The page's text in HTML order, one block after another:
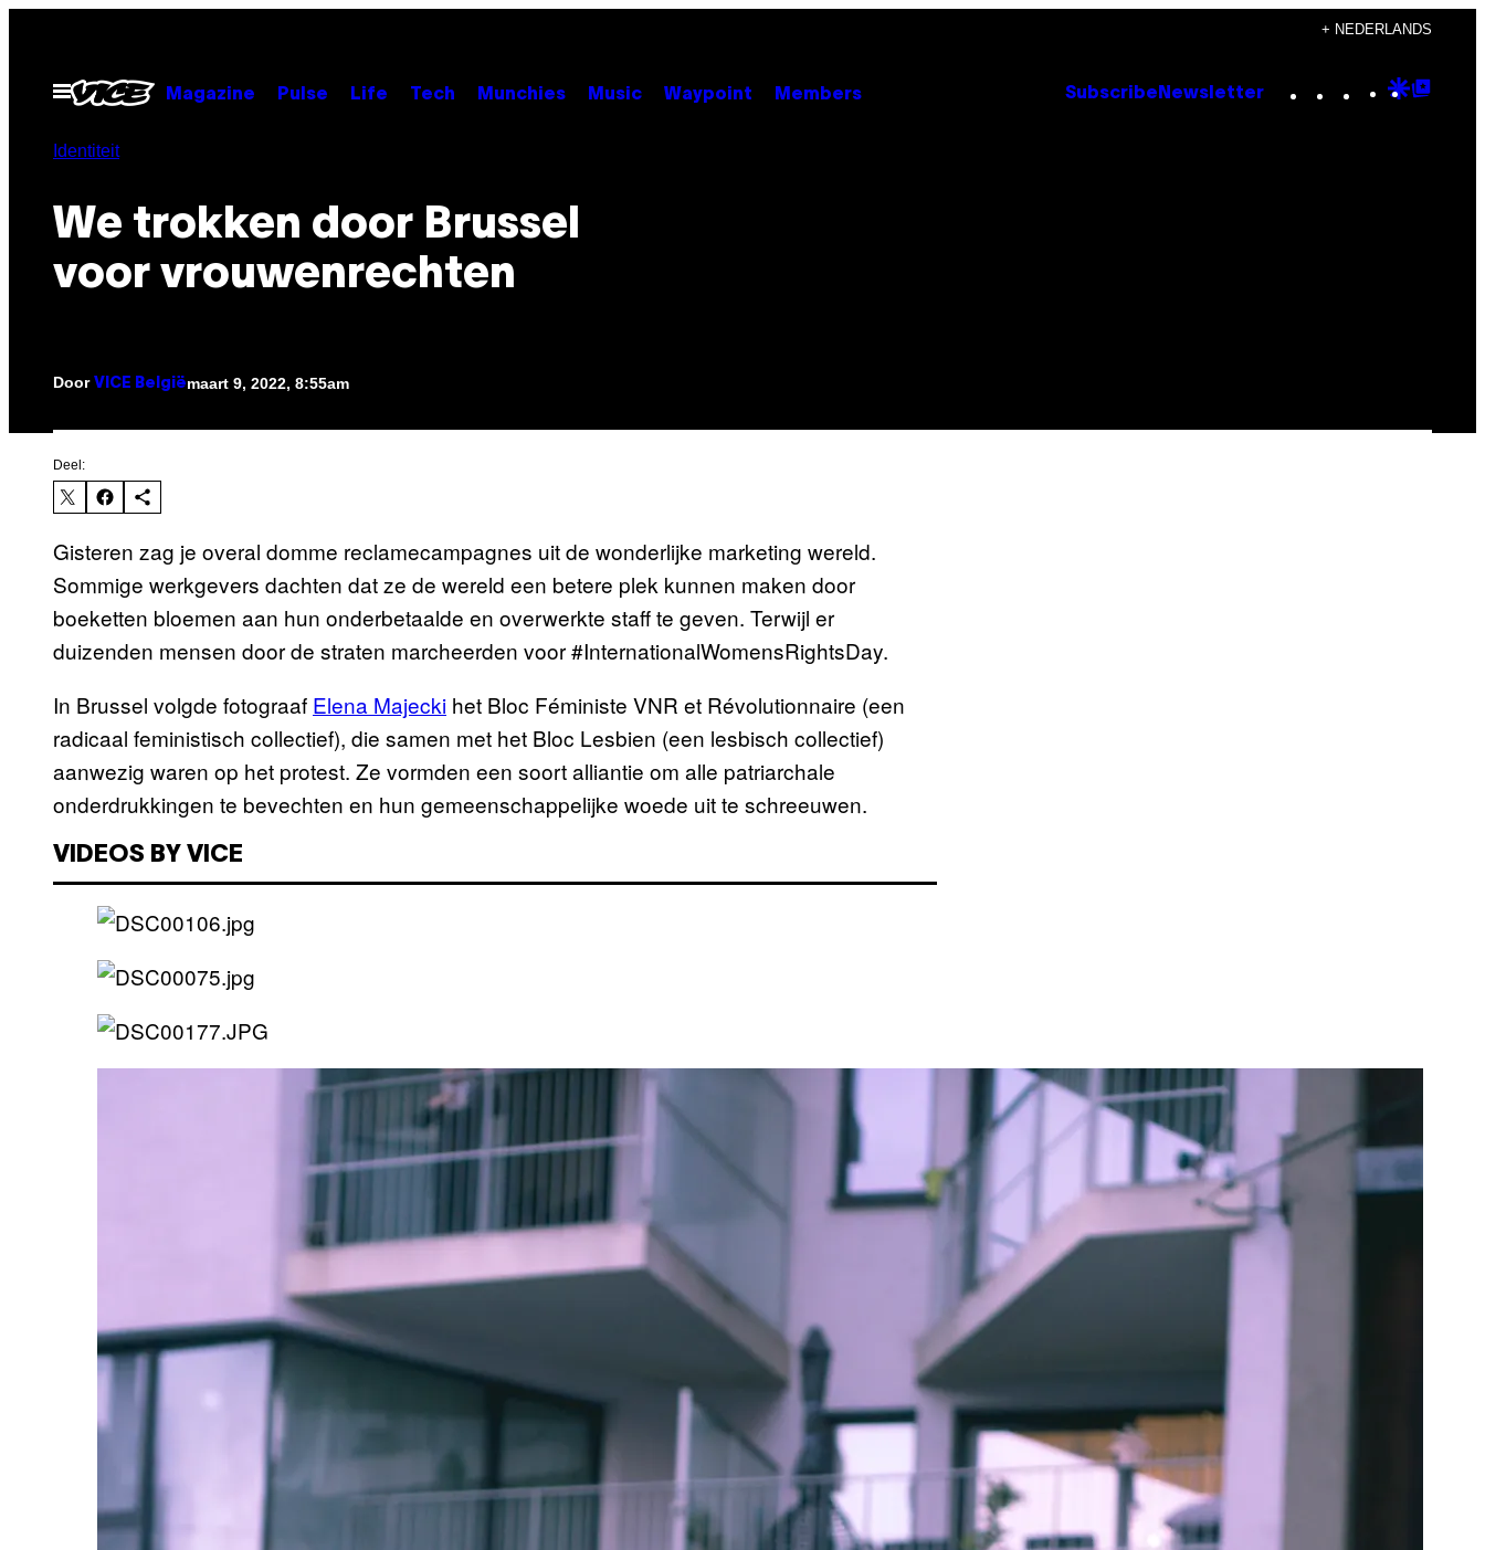
+ NEDERLANDS
Open
menu
Magazine Pulse Life Tech Munchies Music Waypoint Members Subscribe Newsletter Instagram
TikTok
YouTube
Google
Identiteit
We trokken door Brussel
voor vrouwenrechten
Door VICE Belgiëmaart 9, 2022, 8:55am
Deel:
Gisteren zag je overal domme reclamecampagnes uit de wonderlijke marketing wereld.
Sommige werkgevers dachten dat ze de wereld een betere plek kunnen maken door
boeketten bloemen aan hun onderbetaalde en overwerkte staff te geven. Terwijl er
duizenden mensen door de straten marcheerden voor #InternationalWomensRightsDay.
In Brussel volgde fotograaf Elena Majecki het Bloc Féministe VNR et Révolutionnaire (een
radicaal feministisch collectief), die samen met het Bloc Lesbien (een lesbisch collectief)
aanwezig waren op het protest. Ze vormden een soort alliantie om alle patriarchale
onderdrukkingen te bevechten en hun gemeenschappelijke woede uit te schreeuwen.
VIDEOS BY VICE